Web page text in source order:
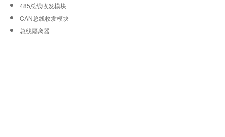
485总线收发模块
CAN总线收发模块
总线隔离器